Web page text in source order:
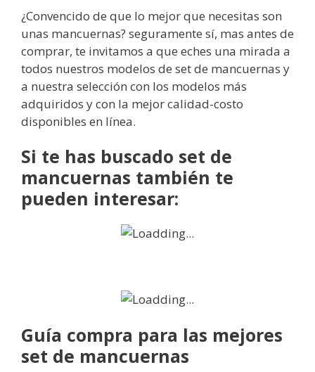
¿Convencido de que lo mejor que necesitas son
unas mancuernas? seguramente sí, mas antes de
comprar, te invitamos a que eches una mirada a
todos nuestros modelos de set de mancuernas y
a nuestra selección con los modelos más
adquiridos y con la mejor calidad-costo
disponibles en línea.
Si te has buscado set de
mancuernas también te
pueden interesar:
Guía compra para las mejores
set de mancuernas